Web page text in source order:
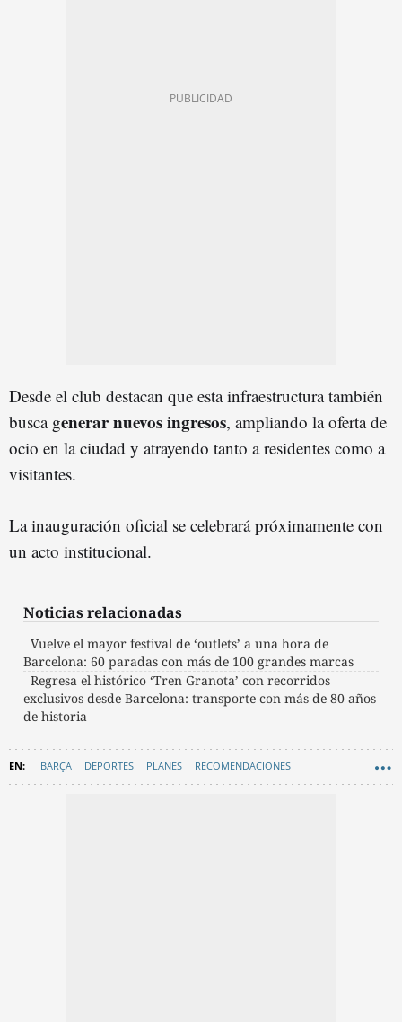
Desde el club destacan que esta infraestructura también
busca generar nuevos ingresos, ampliando la oferta de
ocio en la ciudad y atrayendo tanto a residentes como a
visitantes.
La inauguración oficial se celebrará próximamente con
un acto institucional.
Noticias relacionadas
Vuelve el mayor festival de ‘outlets’ a una hora de
Barcelona: 60 paradas con más de 100 grandes marcas
Regresa el histórico ‘Tren Granota’ con recorridos
exclusivos desde Barcelona: transporte con más de 80 años
de historia
BARÇA DEPORTES PLANES RECOMENDACIONES